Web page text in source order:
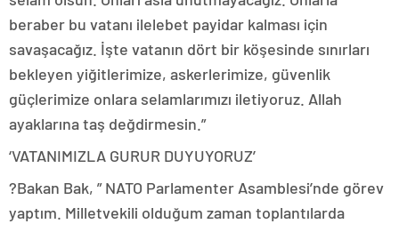
beraber bu vatanı ilelebet payidar kalması için
savaşacağız. İşte vatanın dört bir köşesinde sınırları
bekleyen yiğitlerimize, askerlerimize, güvenlik
güçlerimize onlara selamlarımızı iletiyoruz. Allah
ayaklarına taş değdirmesin.”
‘VATANIMIZLA GURUR DUYUYORUZ’
?Bakan Bak, ” NATO Parlamenter Asamblesi’nde görev
yaptım. Milletvekili olduğum zaman toplantılarda